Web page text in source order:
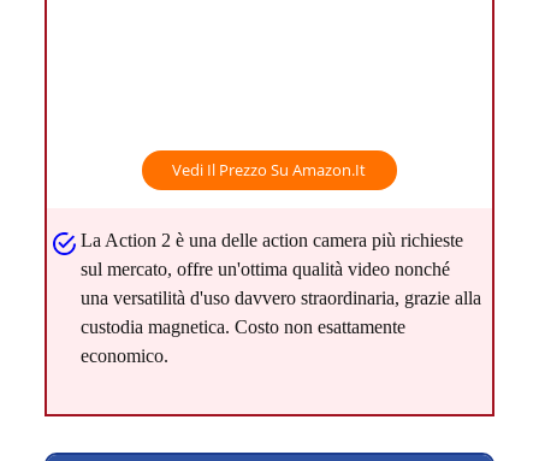
Vedi Il Prezzo Su Amazon.it
La Action 2 è una delle action camera più richieste
sul mercato, offre un'ottima qualità video nonché
una versatilità d'uso davvero straordinaria, grazie alla
custodia magnetica. Costo non esattamente
economico.